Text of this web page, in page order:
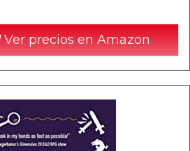
Ver precios en Amazon